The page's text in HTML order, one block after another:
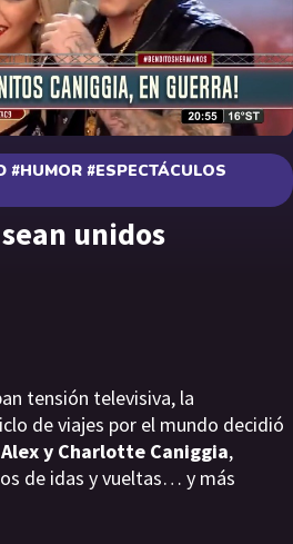
#ESPECTÁCULOS
unidos
tensión televisiva, la
de viajes por el mundo decidió
Alex y Charlotte Caniggia,
de idas y vueltas… y más